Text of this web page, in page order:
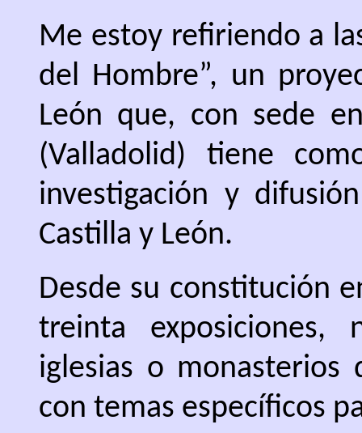
Me estoy refiriendo a
del Hombre”, un
León que, con sede
(Valladolid) tiene
investigación y
Castilla y León.
Desde su constitución
treinta exposiciones,
iglesias o monasterios
con temas específicos